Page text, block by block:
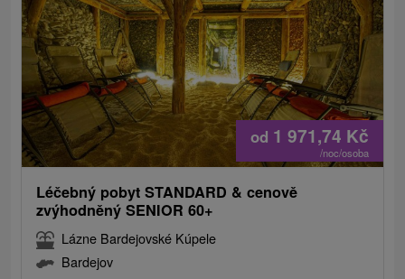
od 1 971,74 Kč
/noc/osoba
Léčebný pobyt STANDARD & cenově
zvýhodněný SENIOR 60+
Lázne Bardejovské Kúpele
Bardejov